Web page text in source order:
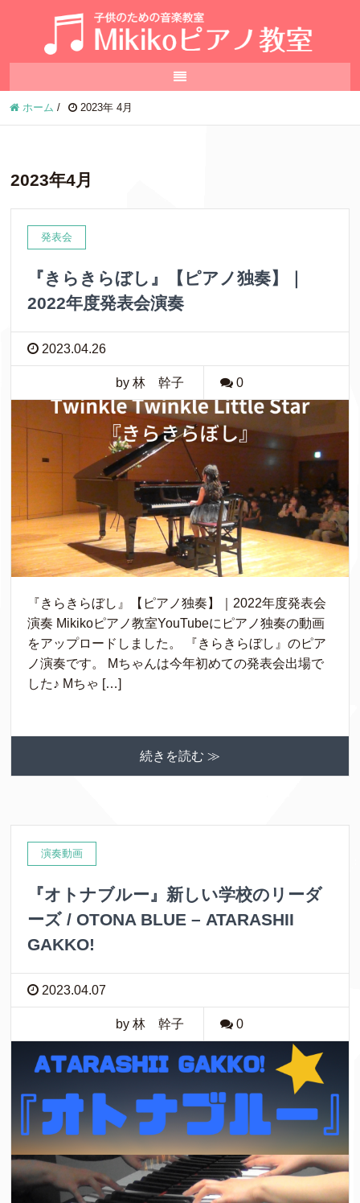
ホーム / 2023年 4月
2023年4月
発表会
『きらきらぼし』【ピアノ独奏】｜
2022年度発表会演奏
2023.04.26
by 林 幹子 0
『きらきらぼし』【ピアノ独奏】｜2022年度発表会
演奏 Mikikoピアノ教室YouTubeにピアノ独奏の動画
をアップロードしました。 『きらきらぼし』のピア
ノ演奏です。 Mちゃんは今年初めての発表会出場で
した♪ Mちゃ […]
続きを読む ≫
演奏動画
『オトナブルー』新しい学校のリーダ
ーズ / OTONA BLUE – ATARASHII
GAKKO!
2023.04.07
by 林 幹子 0